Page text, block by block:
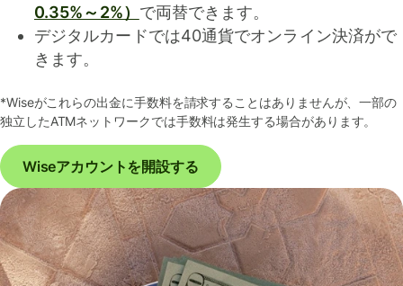
0.35%～2%） で両替できます。
デジタルカードでは40通貨でオンライン決済がで
きます。
*Wiseがこれらの出金に手数料を請求することはありませんが、一部の
独立したATMネットワークでは手数料は発生する場合があります。
Wiseアカウントを開設する